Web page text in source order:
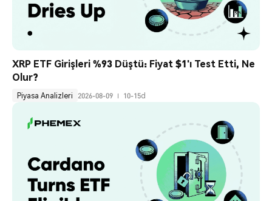
XRP ETF Girişleri %93 Düştü: Fiyat $1'ı Test Etti, Ne
Olur?
Piyasa Analizleri 2026-08-09 10-15d